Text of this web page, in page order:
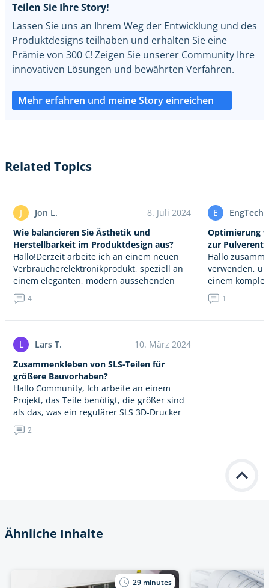
Teilen Sie Ihre Story!
Lassen Sie uns an Ihrem Weg der Entwicklung und des
Produktdesigns teilhaben und erhalten Sie eine
Prämie von 300 €! Zeigen Sie unserer Community Ihre
innovativen Lösungen und bewährten Verfahren.
Mehr erfahren und meine Story einreichen
Related Topics
J Jon L.
8. Juli 2024
Wie balancieren Sie Ästhetik und
Herstellbarkeit im Produktdesign aus?
Hallo!Derzeit arbeite ich an einem neuen
Verbraucherelektronikprodukt, speziell an
einem eleganten, modern aussehenden
Smart Home-Assistenten. Dieses Gerät
integriert Sprachsteuerung,
schwierig, die richtige Balance zwischen…
4
L Lars T.
10. März 2024
Zusammenkleben von SLS-Teilen für
größere Bauvorhaben?
Hallo Community, Ich arbeite an einem
Projekt, das Teile benötigt, die größer sind
als das, was ein regulärer SLS 3D-Drucker
aufnehmen kann. Mein Plan beinhaltet das
Drucken kleinerer Segmente und…
2
E
Optimierung
zur
Hallo
verwenden,
einem
tragbaren
1
Ähnliche Inhalte
29 minutes